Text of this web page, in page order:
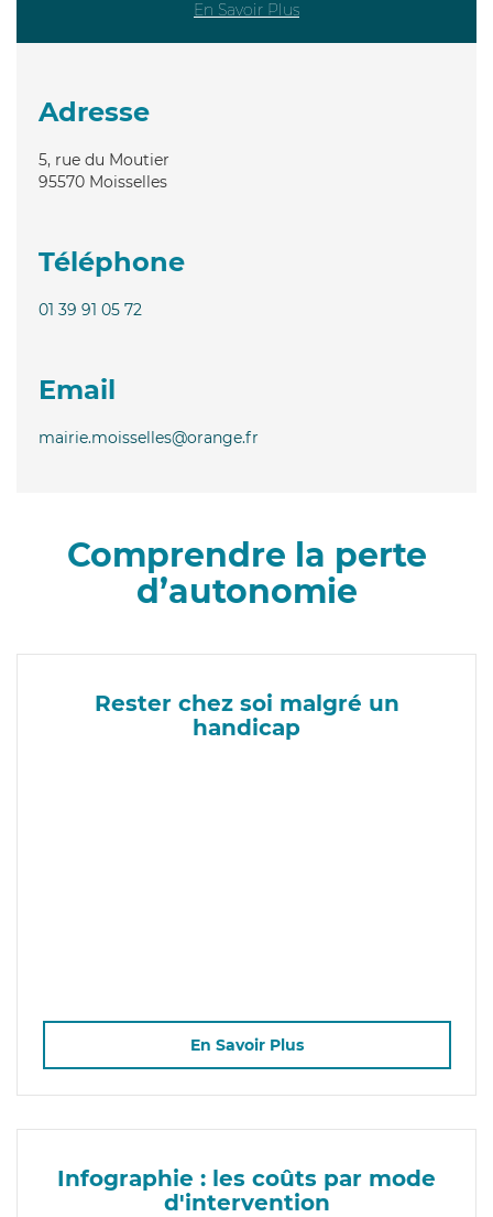
En Savoir Plus
Adresse
5, rue du Moutier
95570 Moisselles
Téléphone
01 39 91 05 72
Email
mairie.moisselles@orange.fr
Comprendre la perte
d’autonomie
Rester chez soi malgré un
handicap
En Savoir Plus
Infographie : les coûts par mode
d'intervention